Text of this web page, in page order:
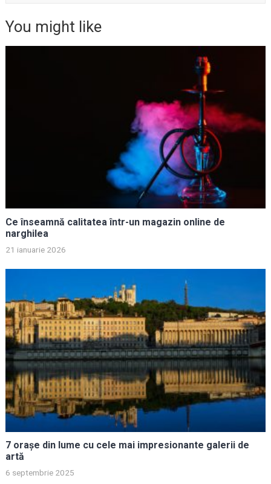
You might like
Ce înseamnă calitatea într-un magazin online de
narghilea
21 ianuarie 2026
7 orașe din lume cu cele mai impresionante galerii de
artă
6 septembrie 2025